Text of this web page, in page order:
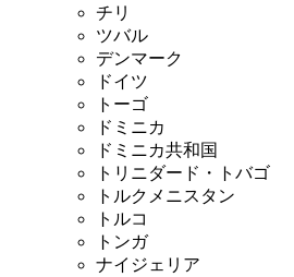
チリ
ツバル
デンマーク
ドイツ
トーゴ
ドミニカ
ドミニカ共和国
トリニダード・トバゴ
トルクメニスタン
トルコ
トンガ
ナイジェリア